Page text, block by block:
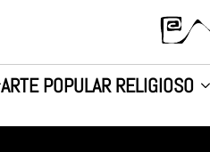
ARTE POPULAR RELIGIOSO